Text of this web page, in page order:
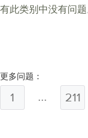
有此类别中没有问题
更多问题：
1 ... 211